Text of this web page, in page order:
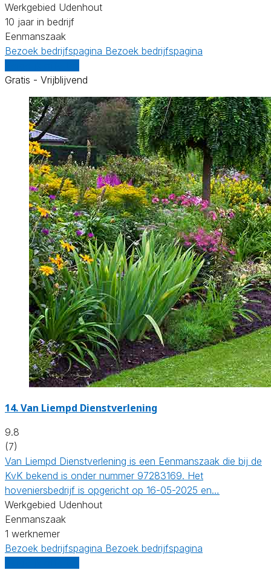
Werkgebied Udenhout
10 jaar in bedrijf
Eenmanszaak
Bezoek bedrijfspagina Bezoek bedrijfspagina
Gratis - Vrijblijvend
14.Van Liempd Dienstverlening
9.8
(7)
Van Liempd Dienstverlening is een Eenmanszaak die bij de
KvK bekend is onder nummer 97283169. Het
hoveniersbedrijf is opgericht op 16-05-2025 en…
Werkgebied Udenhout
Eenmanszaak
1 werknemer
Bezoek bedrijfspagina Bezoek bedrijfspagina